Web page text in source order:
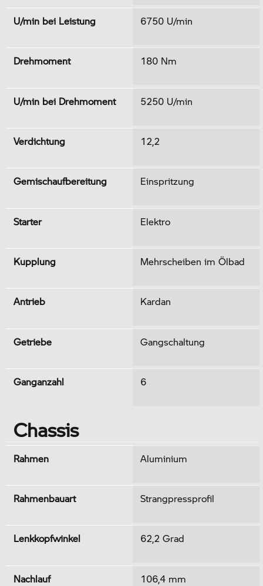
U/min bei Leistung 6750 U/min
Drehmoment 180 Nm
U/min bei Drehmoment 5250 U/min
Verdichtung 12,2
Gemischaufbereitung Einspritzung
Starter Elektro
Kupplung Mehrscheiben im Ölbad
Antrieb Kardan
Getriebe Gangschaltung
Ganganzahl 6
Chassis
Rahmen Aluminium
Rahmenbauart Strangpressprofil
Lenkkopfwinkel 62,2 Grad
Nachlauf 106,4 mm